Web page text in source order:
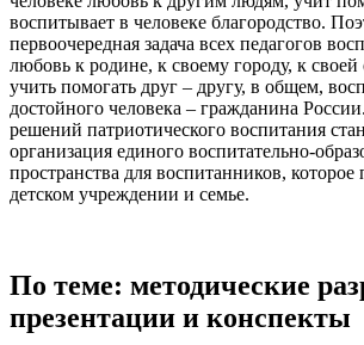
воспитывает в человеке благородство.
первоочередная задача всех педагогов
любовь к родине, к своему городу, к своей
учить помогать друг – другу, в общем,
достойного человека – гражданина
решений патриотического воспитания
организация единого воспитательно-
пространства для воспитанников, которое
детском учреждении и семье.
По теме: методические
презентации и конспекты